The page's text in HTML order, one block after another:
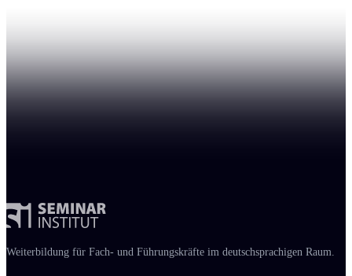
Weiter­bildung für Fach- und Führungs­kräfte im deutschsprachigen Raum.